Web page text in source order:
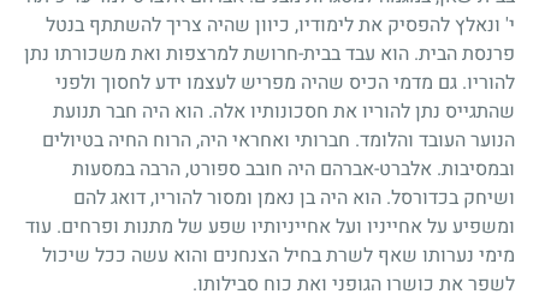
י' ונאלץ להפסיק את לימודיו, כיוון שהיה צריך להשתתף בנטל
פרנסת הבית. הוא עבד בבית-חרושת למרצפות ואת משכורתו נתן
להוריו. גם מדמי הכיס שהיה מפריש לעצמו ידע לחסוך ולפני
שהתגייס נתן להוריו את חסכונותיו אלה. הוא היה חבר תנועת
הנוער העובד והלומד. חברותי ואחראי היה, הרוח החיה בטיולים
ובמסיבות. אלברט-אברהם היה חובב ספורט, הרבה במסעות
ושיחק בכדורסל. הוא היה בן נאמן ומסור להוריו, דואג להם
ומשפיע על אחייניו ועל אחייניותיו שפע של מתנות ופרחים. עוד
מימי נערותו שאף לשרת בחיל הצנחנים והוא עשה ככל שיכול
לשפר את כושרו הגופני ואת כוח סבילותו.